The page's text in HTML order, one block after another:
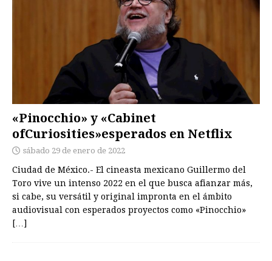
«Pinocchio» y «Cabinet
ofCuriosities»esperados en Netflix
sábado 29 de enero de 2022
Ciudad de México.- El cineasta mexicano Guillermo del
Toro vive un intenso 2022 en el que busca afianzar más,
si cabe, su versátil y original impronta en el ámbito
audiovisual con esperados proyectos como «Pinocchio»
[…]